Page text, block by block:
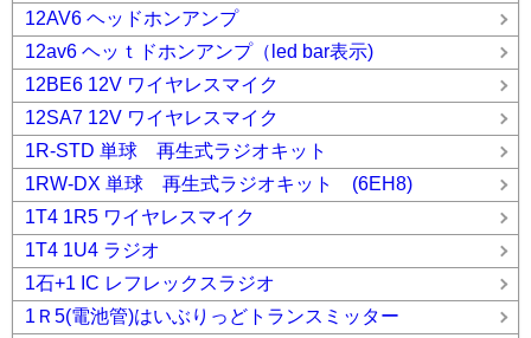
12AV6 ヘッドホンアンプ
12av6 ヘッｔドホンアンプ（led bar表示)
12BE6 12V ワイヤレスマイク
12SA7 12V ワイヤレスマイク
1R-STD 単球 再生式ラジオキット
1RW-DX 単球 再生式ラジオキット (6EH8)
1T4 1R5 ワイヤレスマイク
1T4 1U4 ラジオ
1石+1 IC レフレックスラジオ
1Ｒ5(電池管)はいぶりっどトランスミッター